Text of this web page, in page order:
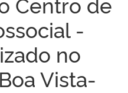
-
no
Vista-